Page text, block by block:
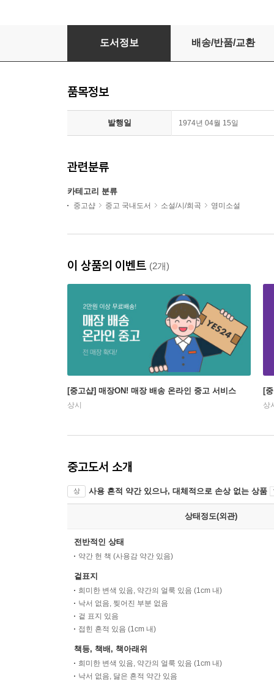
新譯 악의 꽃 -C.보들레르-완역판- 1974년, 정음
도서정보 배송/반품/교환
품목정보
발행일 1974년 04월 15일
관련분류
카테고리 분류
중고샵 중고 국내도서 소설/시/희곡 영미소설
이 상품의 이벤트 (2개)
[중고샵] 매장ON! 매장 배송 온라인 중고 서비스
상시
[
상
중고도서 소개
상 사용 흔적 약간 있으나, 대체적으로 손상 없는 상품
상태정도(외관)
전반적인 상태
약간 헌 책 (사용감 약간 있음)
겉표지
희미한 변색 있음, 약간의 얼룩 있음 (1cm 내)
낙서 없음, 찢어진 부분 없음
겉 표지 있음
접힌 흔적 있음 (1cm 내)
책등, 책배, 책아래위
희미한 변색 있음, 약간의 얼룩 있음 (1cm 내)
낙서 없음, 닳은 흔적 약간 있음